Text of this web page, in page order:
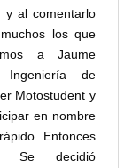
y al comentarlo
los que
a Jaume
de
Motostudent y
en nombre
Entonces
Se decidió